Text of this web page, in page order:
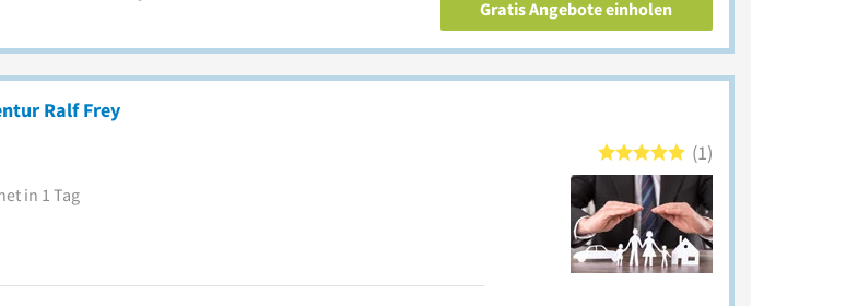
Gratis Angebote einholen
Ralf Frey
in 1 Tag
1